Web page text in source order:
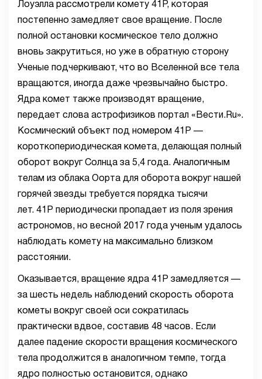
Лоуэлла рассмотрели комету 41P, которая
постепенно замедляет свое вращение. После
полной остановки космическое тело должно
вновь закрутиться, но уже в обратную сторону
Ученые подчеркивают, что во Вселенной все тела
вращаются, иногда даже чрезвычайно быстро.
Ядра комет также производят вращение,
передает слова астрофизиков портал «Вести.Ru».
Космический объект под номером 41P —
короткопериодическая комета, делающая полный
оборот вокруг Солнца за 5,4 года. Аналогичным
телам из облака Оорта для оборота вокруг нашей
горячей звезды требуется порядка тысячи
лет. 41P периодически пропадает из поля зрения
астрономов, но весной 2017 года ученым удалось
наблюдать комету на максимально близком
расстоянии.
Оказывается, вращение ядра 41P замедляется —
за шесть недель наблюдений скорость оборота
кометы вокруг своей оси сократилась
практически вдвое, составив 48 часов. Если
далее падение скорости вращения космического
тела продолжится в аналогичном темпе, тогда
ядро полностью остановится, однако